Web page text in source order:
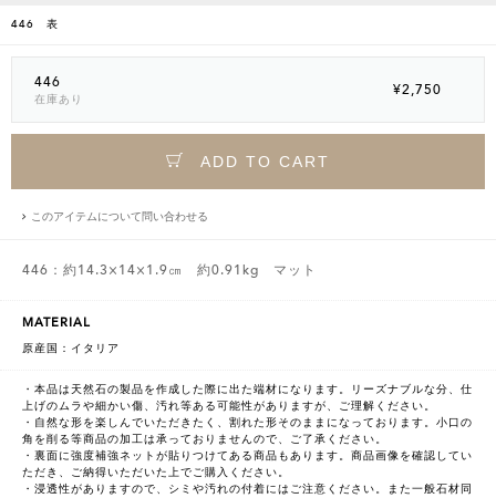
446 表
446
在庫あり
¥2,750
ADD TO CART
このアイテムについて問い合わせる
446：約14.3×14×1.9㎝ 約0.91kg マット
MATERIAL
原産国：イタリア
・本品は天然石の製品を作成した際に出た端材になります。リーズナブルな分、仕
上げのムラや細かい傷、汚れ等ある可能性がありますが、ご理解ください。
・自然な形を楽しんでいただきたく、割れた形そのままになっております。小口の
角を削る等商品の加工は承っておりませんので、ご了承ください。
・裏面に強度補強ネットが貼りつけてある商品もあります。商品画像を確認してい
ただき、ご納得いただいた上でご購入ください。
・浸透性がありますので、シミや汚れの付着にはご注意ください。また一般石材同